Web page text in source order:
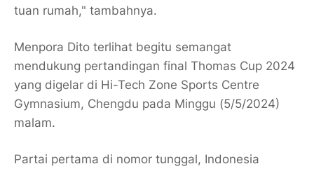
tuan rumah," tambahnya.
Menpora Dito terlihat begitu semangat
mendukung pertandingan final Thomas Cup 2024
yang digelar di Hi-Tech Zone Sports Centre
Gymnasium, Chengdu pada Minggu (5/5/2024)
malam.
Partai pertama di nomor tunggal, Indonesia